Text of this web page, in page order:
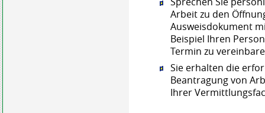
Arbeit zu den
Ausweisdokument
Beispiel Ihren
Termin zu
Sie erhalten die
Beantragung von
Ihrer